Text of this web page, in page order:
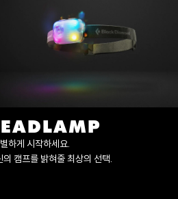
하게 시작하세요.
캠프를 밝혀줄 최상의 선택.